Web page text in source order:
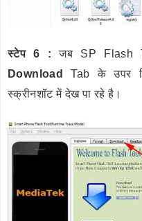
स्टेप 6 : जब SP Flash
Download
Tab के उपर
स्क्रीनशॉट में देख पा रहे है।